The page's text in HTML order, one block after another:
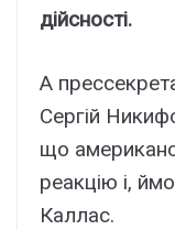
дійсності.
А
Сергій
що
реакцію і,
Каллас.